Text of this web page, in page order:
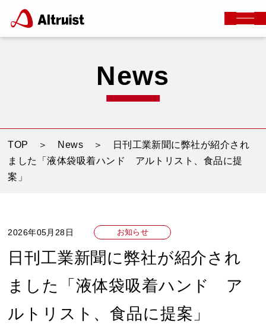
News
TOP ＞ News ＞ 日刊工業新聞に弊社が紹介され
ました「液体袋吸着ハンド アルトリスト、食品に提
案」
2026年05月28日 お知らせ
日刊工業新聞に弊社が紹介され
ました「液体袋吸着ハンド ア
ルトリスト、食品に提案」